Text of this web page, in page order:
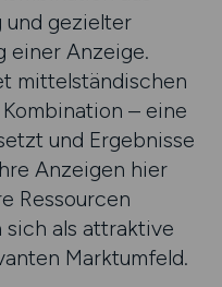
und gezielter
einer Anzeige.
mittelständischen
– eine
und Ergebnisse
Anzeigen hier
Ressourcen
als attraktive
Marktumfeld.